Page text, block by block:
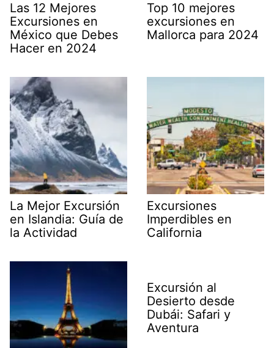
Las 12 Mejores
Excursiones en
México que Debes
Hacer en 2024
Top 10 mejores
excursiones en
Mallorca para 2024
La Mejor Excursión
en Islandia: Guía de
la Actividad
Excursiones
Imperdibles en
California
Excursión al
Desierto desde
Dubái: Safari y
Aventura